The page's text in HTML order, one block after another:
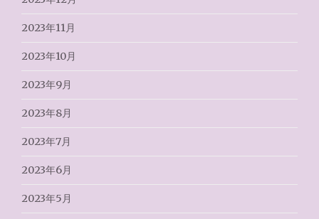
2023年11月
2023年10月
2023年9月
2023年8月
2023年7月
2023年6月
2023年5月